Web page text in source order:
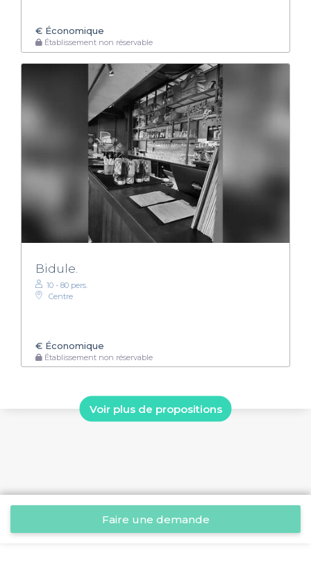
€ Économique
Établissement non réservable
Bidule.
10 - 80 pers.
Centre
€ Économique
Établissement non réservable
Voir plus de propositions
Faire une demande